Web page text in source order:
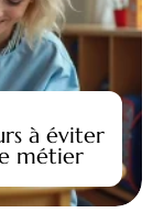
à éviter
métier